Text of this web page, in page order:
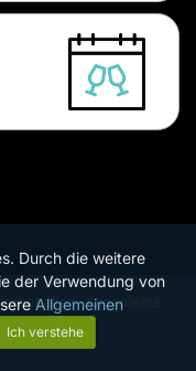
Durch die weitere
der Verwendung von
Allgemeinen
Ich verstehe
vorbehalten.Allgemeine